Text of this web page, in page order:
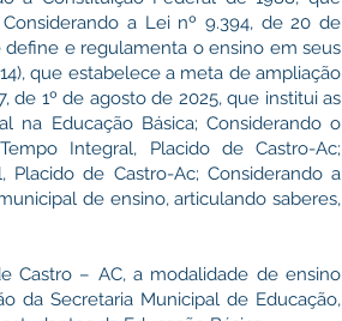
a Lei nº 9.394, de 20 de
define e regulamenta o ensino em seus
que estabelece a meta de ampliação
de 1º de agosto de 2025, que institui as
na Educação Básica; Considerando o
Integral, Placido de Castro-Ac;
de Castro-Ac; Considerando a
de ensino, articulando saberes,
Castro – AC, a modalidade de ensino
da Secretaria Municipal de Educação,